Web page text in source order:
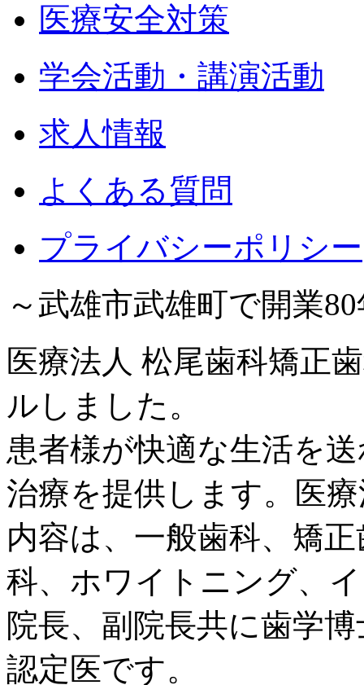
医療安全対策
学会活動・講演活動
求人情報
よくある質問
プライバシーポリシー
～武雄市武雄町で開業
医療法人 松尾歯科矯正
ルしました。
患者様が快適な生活を
治療を提供します。医
内容は、一般歯科、矯
科、ホワイトニング、
院長、副院長共に歯学
認定医です。